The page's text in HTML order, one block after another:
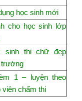
học sinh mới
cho học sinh lớp
sinh thi chữ đẹp
trường
1 – luyện theo
viên chấm thi